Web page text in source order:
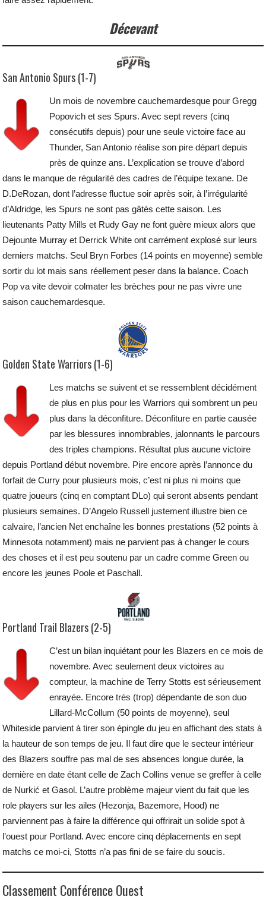
Décevant
San Antonio Spurs (1-7)
Un mois de novembre cauchemardesque pour Gregg
Popovich et ses Spurs. Avec sept revers (cinq
consécutifs depuis) pour une seule victoire face au
Thunder, San Antonio réalise son pire départ depuis
près de quinze ans. L’explication se trouve d’abord
dans le manque de régularité des cadres de l’équipe texane. De
D.DeRozan, dont l’adresse fluctue soir après soir, à l’irrégularité
d’Aldridge, les Spurs ne sont pas gâtés cette saison. Les
lieutenants Patty Mills et Rudy Gay ne font guère mieux alors que
Dejounte Murray et Derrick White ont carrément explosé sur leurs
derniers matchs. Seul Bryn Forbes (14 points en moyenne) semble
sortir du lot mais sans réellement peser dans la balance. Coach
Pop va vite devoir colmater les brèches pour ne pas vivre une
saison cauchemardesque.
Golden State Warriors (1-6)
Les matchs se suivent et se ressemblent décidément
de plus en plus pour les Warriors qui sombrent un peu
plus dans la déconfiture. Déconfiture en partie causée
par les blessures innombrables, jalonnants le parcours
des triples champions. Résultat plus aucune victoire
depuis Portland début novembre. Pire encore après l’annonce du
forfait de Curry pour plusieurs mois, c’est ni plus ni moins que
quatre joueurs (cinq en comptant DLo) qui seront absents pendant
plusieurs semaines. D’Angelo Russell justement illustre bien ce
calvaire, l’ancien Net enchaîne les bonnes prestations (52 points à
Minnesota notamment) mais ne parvient pas à changer le cours
des choses et il est peu soutenu par un cadre comme Green ou
encore les jeunes Poole et Paschall.
Portland Trail Blazers (2-5)
C’est un bilan inquiétant pour les Blazers en ce mois de
novembre. Avec seulement deux victoires au
compteur, la machine de Terry Stotts est sérieusement
enrayée. Encore très (trop) dépendante de son duo
Lillard-McCollum (50 points de moyenne), seul
Whiteside parvient à tirer son épingle du jeu en affichant des stats à
la hauteur de son temps de jeu. Il faut dire que le secteur intérieur
des Blazers souffre pas mal de ses absences longue durée, la
dernière en date étant celle de Zach Collins venue se greffer à celle
de Nurkić et Gasol. L’autre problème majeur vient du fait que les
role players sur les ailes (Hezonja, Bazemore, Hood) ne
parviennent pas à faire la différence qui offrirait un solide spot à
l’ouest pour Portland. Avec encore cinq déplacements en sept
matchs ce moi-ci, Stotts n’a pas fini de se faire du soucis.
Classement Conférence Ouest